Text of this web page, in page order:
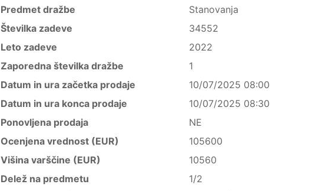
Predmet dražbe
Stanovanja
Številka zadeve
34552
Leto zadeve
2022
Zaporedna številka dražbe
1
Datum in ura začetka prodaje
10/07/2025 08:00
Datum in ura konca prodaje
10/07/2025 08:30
Ponovljena prodaja
NE
Ocenjena vrednost (EUR)
105600
Višina varščine (EUR)
10560
Delež na predmetu
1/2